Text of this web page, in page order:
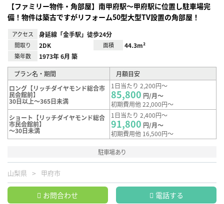
【ファミリー物件・角部屋】南甲府駅～甲府駅に位置し駐車場完
備！物件は築古ですがリフォーム50型大型TV設置の角部屋！
アクセス 身延線「金手駅」徒歩24分
間取り 2DK 面積 44.3m²
築年数 1973年 6月 築
プラン名・期間
月額目安
ロング【リッチダイヤモンド総合市
民会館前】
30日以上～365日未満
1日当たり 2,200円～
85,800 円/月～
初期費用他 22,000円～
ショート【リッチダイヤモンド総合
市民会館前】
～30日未満
1日当たり 2,400円～
91,800 円/月～
初期費用他 16,500円～
駐車場あり
山梨県 甲府市
お問合わせ 電話する